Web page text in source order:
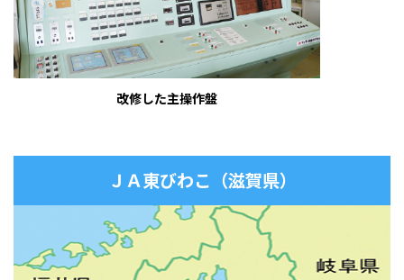
改修した主操作盤
ＪＡ東びわこ （滋賀県）